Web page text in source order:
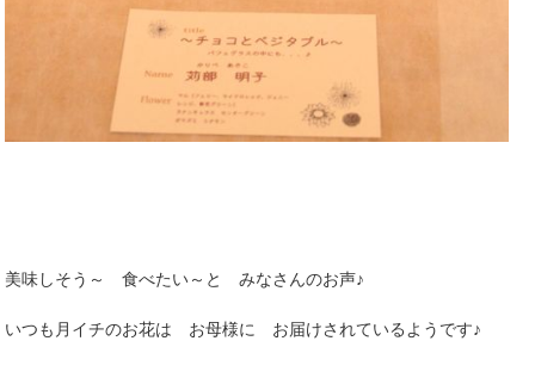
美味しそう～ 食べたい～と みなさんのお声♪
いつも月イチのお花は お母様に お届けされているようです♪